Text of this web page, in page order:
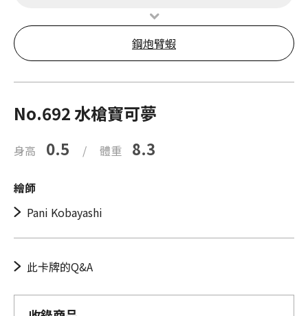
鋼炮臂蝦
No.692 水槍寶可夢
身高 0.5 / 體重 8.3
繪師
Pani Kobayashi
此卡牌的Q&A